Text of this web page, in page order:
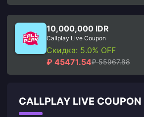
10,000,000 IDR
Callplay Live Coupon
Скидка: 5.0% OFF
₽ 45471.54₽ 55967.88
CALLPLAY LIVE